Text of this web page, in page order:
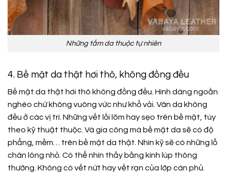
Những tấm da thuộc tự nhiên
4. Bề mặt da thật hơi thô, không đồng đều
Bề mặt da thật hơi thô không đồng đều. Hình dáng ngoằn
nghèo chứ không vuông vức như khổ vải. Vân da không
đều ở các vị trí. Những vết lồi lõm hay sẹo trên bề mặt, tùy
theo kỹ thuật thuộc. Và gia công mà bề mặt da sẽ có độ
phẳng, mềm… trên bề mặt da thật. Nhìn kỹ sẽ có những lỗ
chân lông nhỏ. Có thể nhìn thấy bằng kính lúp thông
thường. Không có vết nứt hay vết rạn của lớp cán phủ.